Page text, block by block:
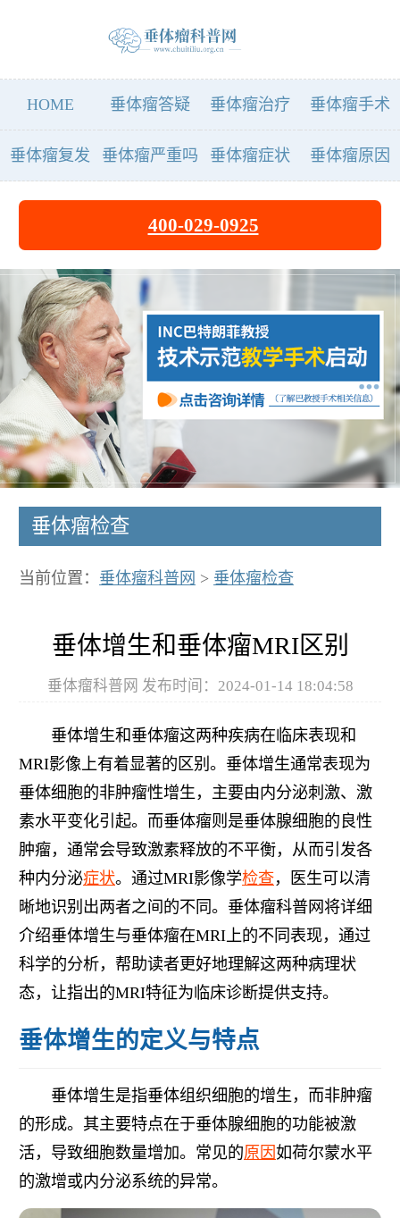
HOME 垂体瘤答疑 垂体瘤治疗 垂体瘤手术
垂体瘤复发 垂体瘤严重吗 垂体瘤症状 垂体瘤原因
400-029-0925
垂体瘤检查
当前位置： 垂体瘤科普网 > 垂体瘤检查
垂体增生和垂体瘤MRI区别
垂体瘤科普网 发布时间：2024-01-14 18:04:58
垂体增生和垂体瘤这两种疾病在临床表现和
MRI影像上有着显著的区别。垂体增生通常表现为
垂体细胞的非肿瘤性增生，主要由内分泌刺激、激
素水平变化引起。而垂体瘤则是垂体腺细胞的良性
肿瘤，通常会导致激素释放的不平衡，从而引发各
种内分泌症状。通过MRI影像学检查，医生可以清
晰地识别出两者之间的不同。垂体瘤科普网将详细
介绍垂体增生与垂体瘤在MRI上的不同表现，通过
科学的分析，帮助读者更好地理解这两种病理状
态，让指出的MRI特征为临床诊断提供支持。
垂体增生的定义与特点
垂体增生是指垂体组织细胞的增生，而非肿瘤
的形成。其主要特点在于垂体腺细胞的功能被激
活，导致细胞数量增加。常见的原因如荷尔蒙水平
的激增或内分泌系统的异常。